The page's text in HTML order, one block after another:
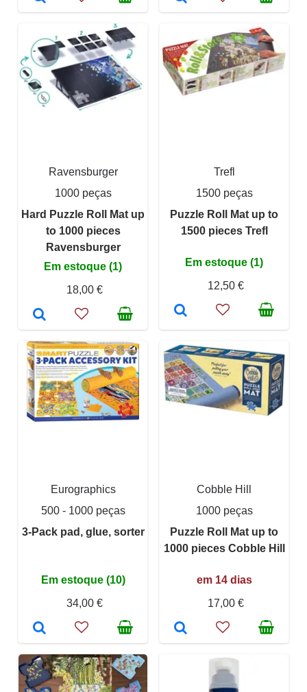
Ravensburger
1000 peças
Hard Puzzle Roll Mat up
to 1000 pieces
Ravensburger
Em estoque (1)
18,00 €
Trefl
1500 peças
Puzzle Roll Mat up to
1500 pieces Trefl
Em estoque (1)
12,50 €
Eurographics
500 - 1000 peças
3-Pack pad, glue, sorter
Em estoque (10)
34,00 €
Cobble Hill
1000 peças
Puzzle Roll Mat up to
1000 pieces Cobble Hill
em 14 dias
17,00 €